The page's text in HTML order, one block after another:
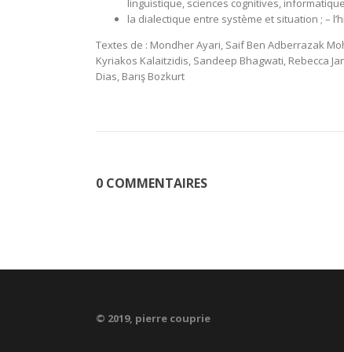
linguistique, sciences cognitives,
la dialectique entre système et situation ; –
Textes de : Mondher Ayari, Saif Ben Adberrazak
Kyriakos Kalaitzidis, Sandeep Bhagwati, Rebecca
Dias, Barış Bozkurt
0 COMMENTAIRES
© 2019, pierre couprie